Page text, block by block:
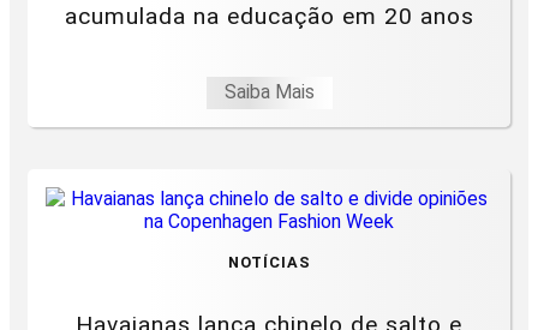
acumulada na educação em 20 anos
Saiba Mais
NOTÍCIAS